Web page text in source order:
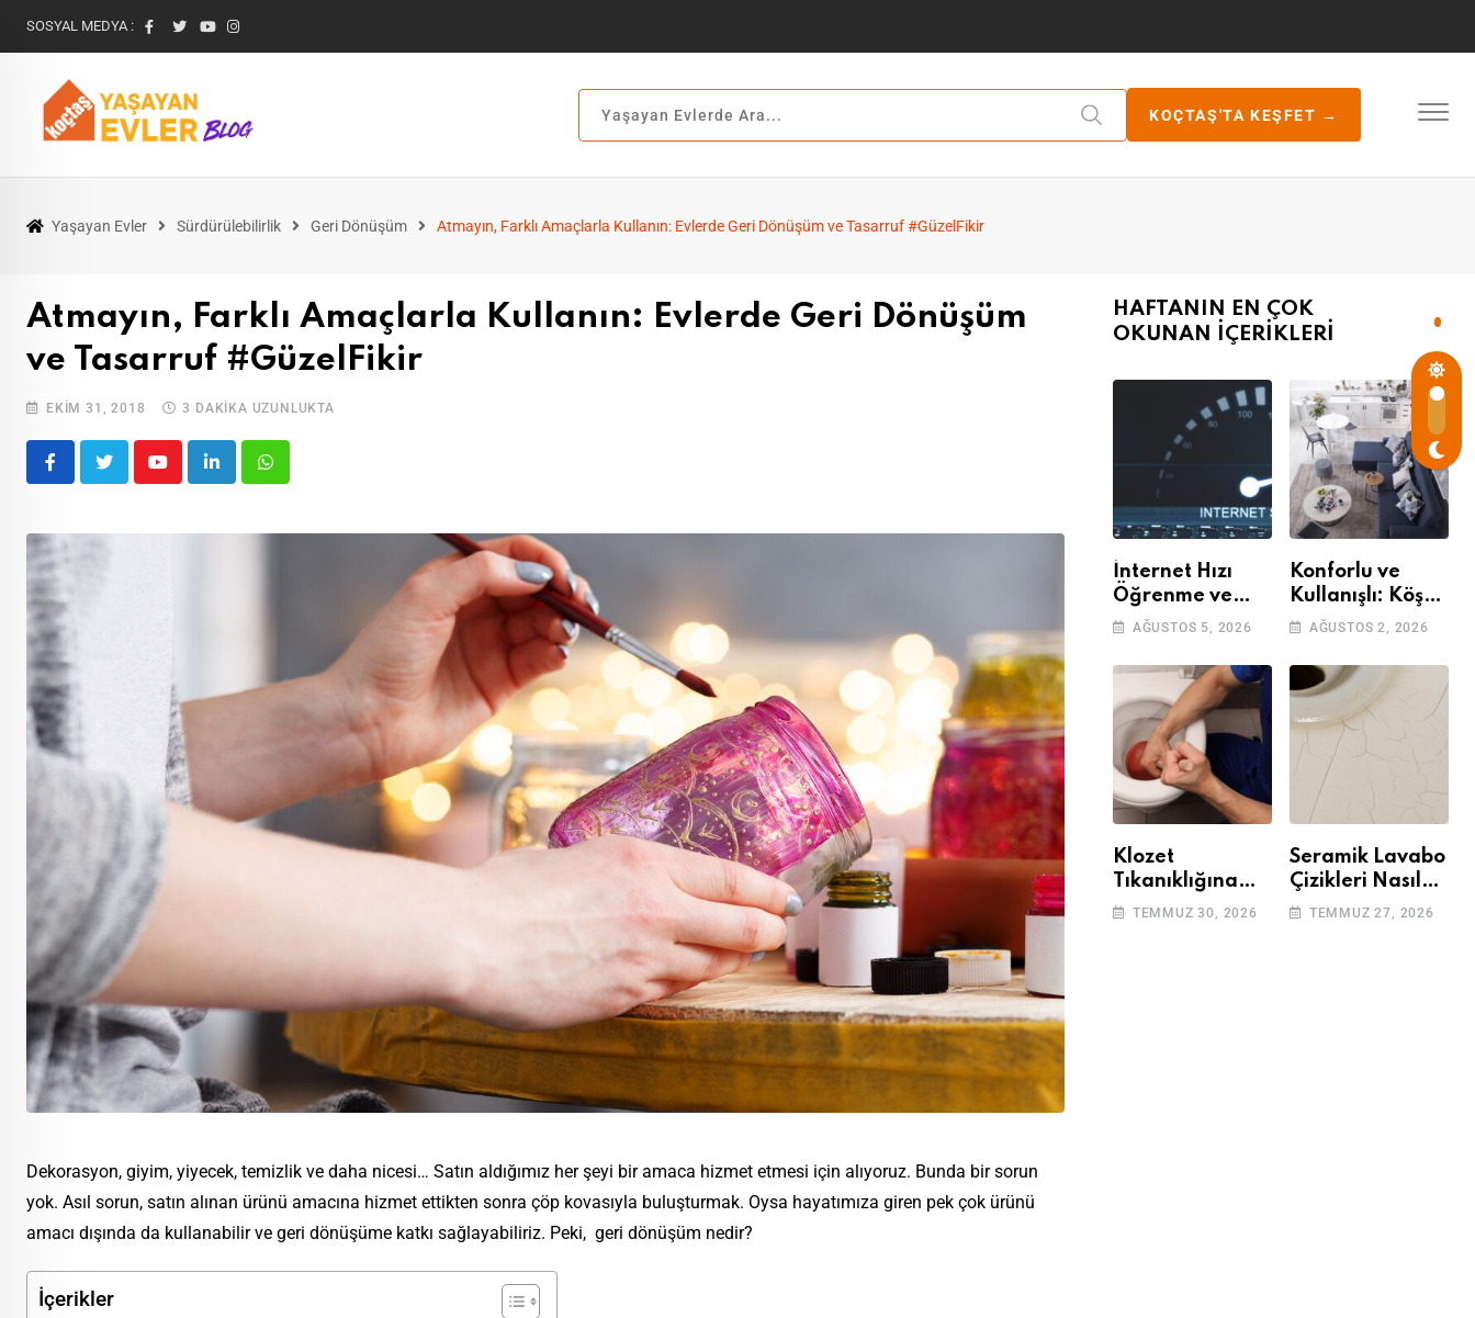
SOSYAL MEDYA :
KOÇTAŞ'TA KEŞFET →
Yaşayan Evler Sürdürülebilirlik Geri Dönüşüm Atmayın, Farklı Amaçlarla Kullanın: Evlerde Geri Dönüşüm ve Tasarruf #GüzelFikir
Atmayın, Farklı Amaçlarla Kullanın: Evlerde Geri Dönüşüm
ve Tasarruf #GüzelFikir
EKIM 31, 2018 3 DAKIKA UZUNLUKTA
Dekorasyon, giyim, yiyecek, temizlik ve daha nicesi… Satın aldığımız her şeyi bir amaca hizmet etmesi için alıyoruz. Bunda bir sorun
yok. Asıl sorun, satın alınan ürünü amacına hizmet ettikten sonra çöp kovasıyla buluşturmak. Oysa hayatımıza giren pek çok ürünü
amacı dışında da kullanabilir ve geri dönüşüme katkı sağlayabiliriz. Peki, geri dönüşüm nedir?
İçerikler
HAFTANIN EN ÇOK
OKUNAN İÇERİKLERİ
İnternet Hızı
Öğrenme ve
Kontrol Etme
AĞUSTOS 5, 2026
Konforlu ve
Kullanışlı: Köşe
Takımları
AĞUSTOS 2, 2026
Klozet
Tıkanıklığına
Çözüm: Basit
TEMMUZ 30, 2026
Seramik Lavabo
Çizikleri Nasıl
Giderilir? Adım
TEMMUZ 27, 2026